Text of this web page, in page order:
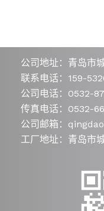
公司地址：青岛市
联系电话：159-
公司电话：0532-
传真电话：0532-
公司邮箱：
工厂地址：青岛市